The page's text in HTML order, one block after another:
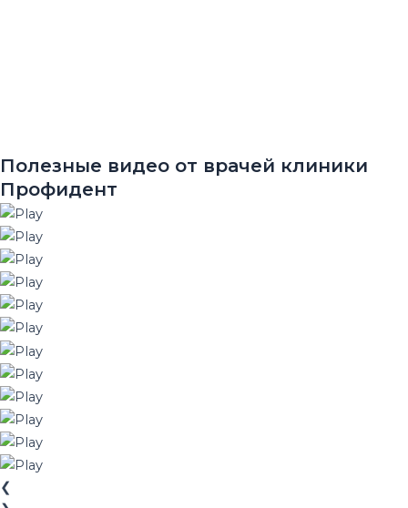
Полезные видео от врачей клиники
Профидент
❮